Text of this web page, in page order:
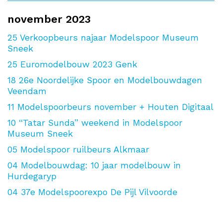
november 2023
25 Verkoopbeurs najaar Modelspoor Museum
Sneek
25 Euromodelbouw 2023 Genk
18 26e Noordelijke Spoor en Modelbouwdagen
Veendam
11 Modelspoorbeurs november + Houten Digitaal
10 “Tatar Sunda” weekend in Modelspoor
Museum Sneek
05 Modelspoor ruilbeurs Alkmaar
04 Modelbouwdag: 10 jaar modelbouw in
Hurdegaryp
04 37e Modelspoorexpo De Pijl Vilvoorde